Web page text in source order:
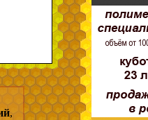
,